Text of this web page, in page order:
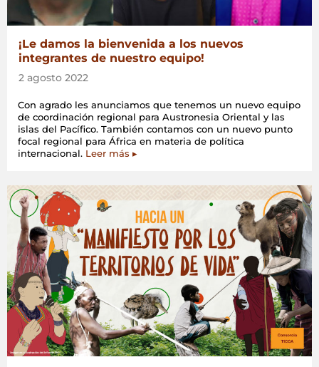
¡Le damos la bienvenida a los nuevos
integrantes de nuestro equipo!
2 agosto 2022
Con agrado les anunciamos que tenemos un nuevo equipo
de coordinación regional para Austronesia Oriental y las
islas del Pacífico. También contamos con un nuevo punto
focal regional para África en materia de política
internacional. Leer más ▸